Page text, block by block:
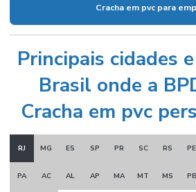
Cracha em pvc para
Principais cidades
Brasil onde a
Cracha em pvc
RJ MG ES SP PR SC RS PE
PA AC AL AP MA MT MS PB